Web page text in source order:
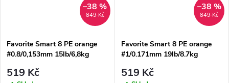
849 Kč
–38 %
Favorite Smart 8 PE orange
#0.8/0,153mm 15lb/6,8kg
519 Kč
849 Kč
–38 %
Favorite Smart 8 PE orange
#1/0.171mm 19lb/8.7kg
519 Kč